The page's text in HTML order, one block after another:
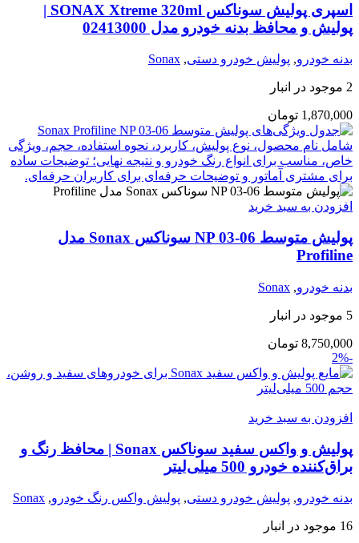
اسپری پولیش سوناکس SONAX Xtreme 320ml |
پولیش و محافظ بدنه خودرو مدل 02413000
بدنه خودرو, پولیش خودرو دستی,
Sonax
2 موجود در انبار
1,870,000 تومان
افزودن به سبد خرید
پولیش متوسط NP 03-06 سوناکس Sonax مدل
Profiline
بدنه خودرو,
Sonax
5 موجود در انبار
8,750,000 تومان
-2%
افزودن به سبد خرید
پولیش و واکس سفید سوناکس Sonax | محافظ رنگ و
براق‌کننده خودرو 500 میلی‌لیتر
بدنه خودرو, پولیش خودرو دستی, پولیش واکس رنگ خودرو,
Sonax
16 موجود در انبار